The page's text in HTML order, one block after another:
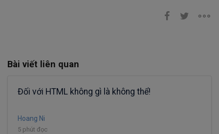
Bài viết liên quan
Đối với HTML không gì là không thể!
Hoang Ni
5 phút đọc